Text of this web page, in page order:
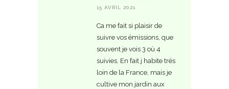
15 AVRIL 2021
Ca me fait si plaisir de
suivre vos émissions, que
souvent je vois 3 où 4
suivies. En fait j habite trés
loin de la France, mais je
cultive mon jardin aux